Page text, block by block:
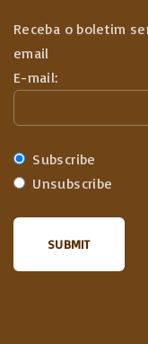
Receba o boletim
email
E-mail:
Subscribe
Unsubscribe